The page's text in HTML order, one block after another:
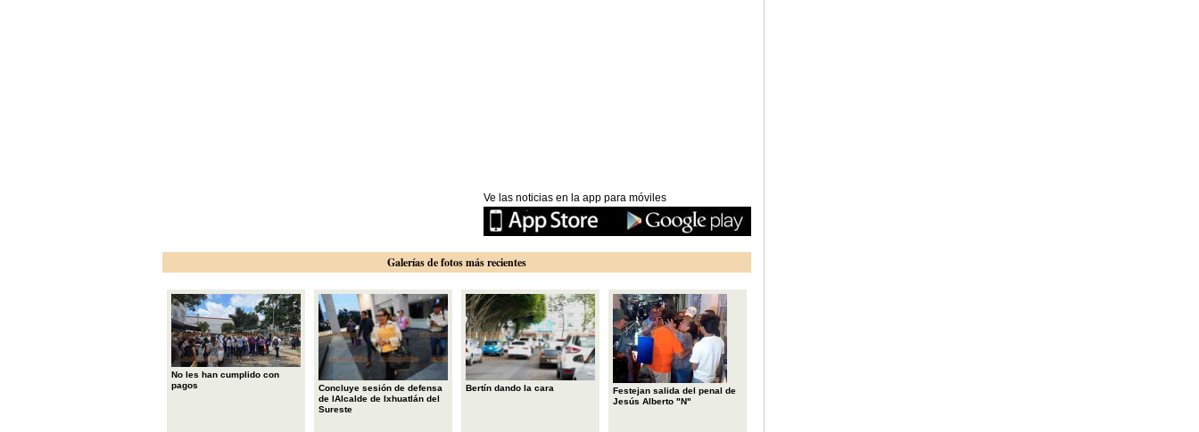
Ve las noticias en la app para móviles
Galerías de fotos más recientes
No les han cumplido con
pagos
Concluye sesión de defensa
de lAlcalde de Ixhuatlán del
Sureste
Bertín dando la cara
Festejan salida del penal de
Jesús Alberto "N"